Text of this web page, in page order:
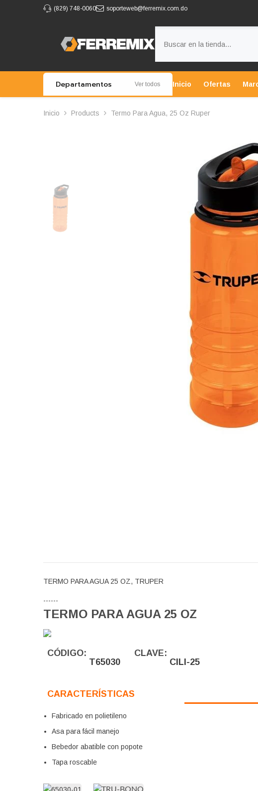
IR AL CONTENIDO(829) 748-0060 soporteweb@ferremix.com.do
Departamentos Ver todos Inicio Ofertas
Inicio Products Termo Para Agua, 25 Oz Ruper
TERMO PARA AGUA 25 OZ, TRUPER
------
TERMO PARA AGUA 25 OZ
CÓDIGO:
T65030
CLAVE:
CILI-25
CARACTERÍSTICAS
Fabricado en polietileno
Asa para fácil manejo
Bebedor abatible con popote
Tapa roscable